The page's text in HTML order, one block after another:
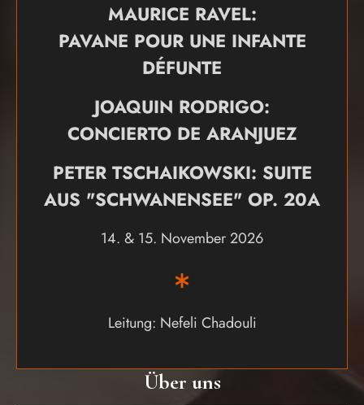
Über uns
MAURICE RAVEL:
PAVANE POUR UNE INFANTE
DÉFUNTE
JOAQUIN RODRIGO:
CONCIERTO DE ARANJUEZ
PETER TSCHAIKOWSKI: SUITE
AUS "SCHWANENSEE" OP. 20A
14. & 15. November 2026
Leitung: Nefeli Chadouli